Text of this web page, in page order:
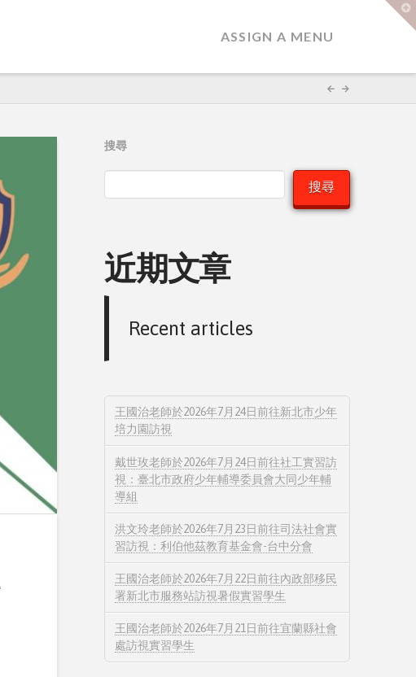
ASSIGN A MENU
搜尋
搜尋
近期文章
Recent articles
王國治老師於2026年7月24日前往新北市少年
培力園訪視
戴世玫老師於2026年7月24日前往社工實習訪
視：臺北市政府少年輔導委員會大同少年輔
導組
洪文玲老師於2026年7月23日前往司法社會實
習訪視：利伯他茲教育基金會-台中分會
王國治老師於2026年7月22日前往內政部移民
署新北市服務站訪視暑假實習學生
王國治老師於2026年7月21日前往宜蘭縣社會
處訪視實習學生